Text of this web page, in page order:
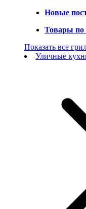
Новые
Товары по
Показать все
Уличные